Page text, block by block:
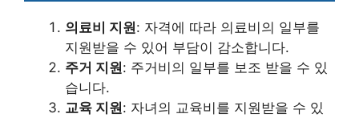
의료비 지원: 자격에 따라 의료비의 일부를
지원받을 수 있어 부담이 감소합니다.
주거 지원: 주거비의 일부를 보조 받을 수 있
습니다.
교육 지원: 자녀의 교육비를 지원받을 수 있